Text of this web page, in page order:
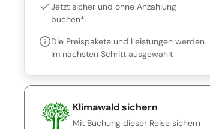
Jetzt sicher und ohne Anzahlung
buchen*
Die Preispakete und Leistungen werden
im nächsten Schritt ausgewählt
Klimawald sichern
Mit Buchung dieser Reise sichern